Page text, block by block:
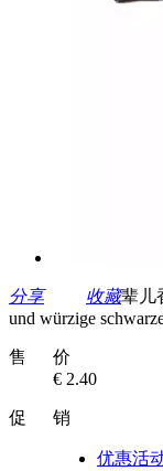
分享 收藏辈儿
und würzige
售 价
€ 2.40
促 销
优惠活